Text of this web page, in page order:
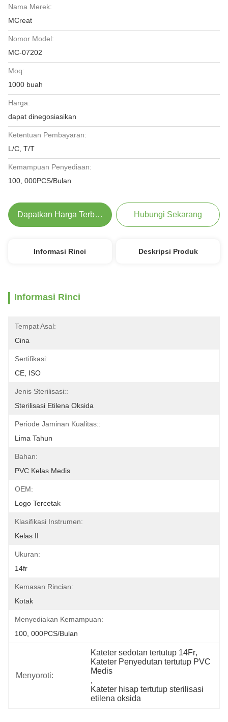
Nama Merek:
MCreat
Nomor Model:
MC-07202
Moq:
1000 buah
Harga:
dapat dinegosiasikan
Ketentuan Pembayaran:
L/C, T/T
Kemampuan Penyediaan:
100, 000PCS/Bulan
Dapatkan Harga Terbaik Hubungi Sekarang
Informasi Rinci Deskripsi Produk
Informasi Rinci
Tempat Asal:
Cina
Sertifikasi:
CE, ISO
Jenis Sterilisasi::
Sterilisasi Etilena Oksida
Periode Jaminan Kualitas::
Lima Tahun
Bahan:
PVC Kelas Medis
OEM:
Logo Tercetak
Klasifikasi Instrumen:
Kelas II
Ukuran:
14fr
Kemasan Rincian:
Kotak
Menyediakan Kemampuan:
100, 000PCS/Bulan
Menyoroti:
Kateter sedotan tertutup 14Fr,
Kateter Penyedutan tertutup PVC
Medis
,
Kateter hisap tertutup sterilisasi
etilena oksida